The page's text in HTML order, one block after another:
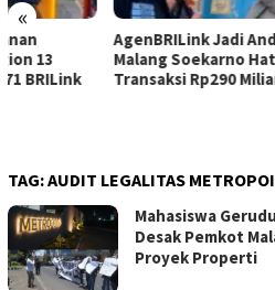
«
AgenBRILink Jadi Andalan, BRI
Malang Soekarno Hatta Catat
Transaksi Rp290 Miliar
TAG:AUDIT LEGALITAS
Mahasiswa
Desak Pemkot
Proyek Properti